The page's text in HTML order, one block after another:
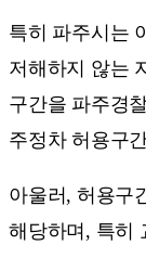
특히 파주시는
저해하지 않는
구간을 파주경
주정차 허용구
아울러, 허용구
해당하며, 특히